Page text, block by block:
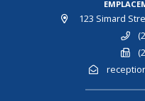
123 Simard